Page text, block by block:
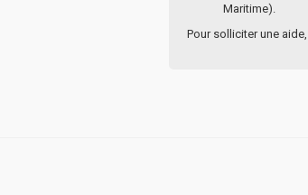
Maritime).
Pour solliciter une